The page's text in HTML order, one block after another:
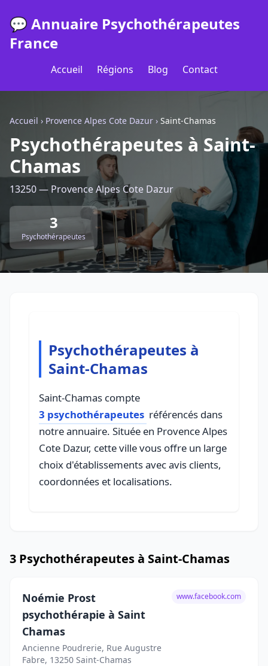
💬 Annuaire Psychothérapeutes
France
Accueil Régions Blog Contact
Accueil › Provence Alpes Cote Dazur › Saint-Chamas
Psychothérapeutes à Saint-
Chamas
13250 — Provence Alpes Cote Dazur
3
Psychothérapeutes
Psychothérapeutes à
Saint-Chamas
Saint-Chamas compte
3 psychothérapeutes référencés dans
notre annuaire. Située en Provence Alpes
Cote Dazur, cette ville vous offre un large
choix d'établissements avec avis clients,
coordonnées et localisations.
3 Psychothérapeutes à Saint-Chamas
Noémie Prost
psychothérapie à Saint
Chamas
Ancienne Poudrerie, Rue Augustre
Fabre, 13250 Saint-Chamas
www.facebook.com